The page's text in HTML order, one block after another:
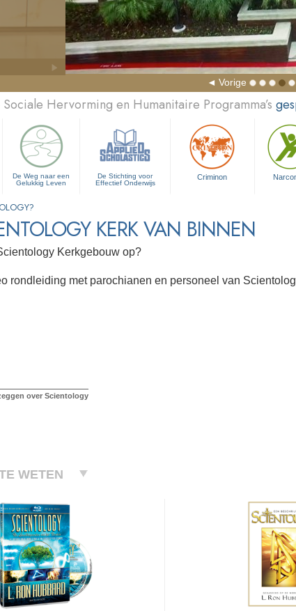
Vorige
Hervorming en Humanitaire Programma’s
De Weg naar een
Gelukkig Leven
De Stichting voor
Effectief Onderwijs
Criminon
KERK VAN BINNEN
Kerkgebouw op?
rondleiding met parochianen en personeel van
over Scientology
WETEN